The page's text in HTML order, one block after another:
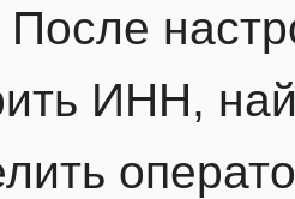
После
ИНН,